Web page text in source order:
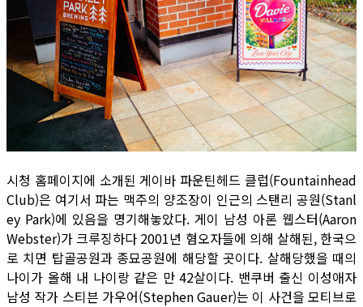
시청 홈페이지에 소개된 게이바 파운틴헤드 클럽(Fountainhead
Club)은 여기서 파는 맥주의 양조장이 인근의 스탠리 공원(Stanl
ey Park)에 있음을 명기해놓았다. 게이 남성 아론 웹스터(Aaron
Webster)가 크루징하다 2001년 혐오자들에 의해 살해된, 한국으
로 치면 탑골공원과 종묘공원에 해당할 곳이다. 살해당했을 때의
나이가 올해 내 나이랑 같은 만 42살이다. 밴쿠버 출신 이성애자
남성 작가 스티븐 가우어(Stephen Gauer)는 이 사건을 모티브로